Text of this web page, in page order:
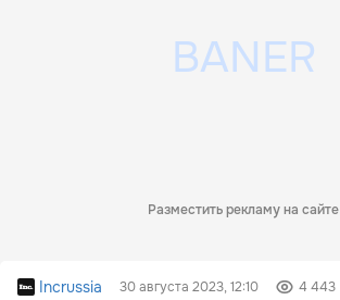
Разместить рекламу на сайте
Incrussia 30 августа 2023, 12:10 4 443